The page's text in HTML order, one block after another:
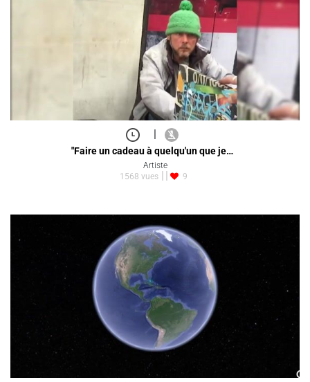
|
"Faire un cadeau à quelqu'un que je…
Artiste
1568 vues
9